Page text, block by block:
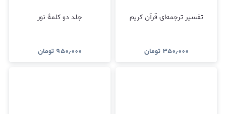
تفسیر ترجمه‌ای قرآن کریم
۳۵۰٫۰۰۰ تومان
جلد دو کلمۀ نور
۹۵۰٫۰۰۰ تومان